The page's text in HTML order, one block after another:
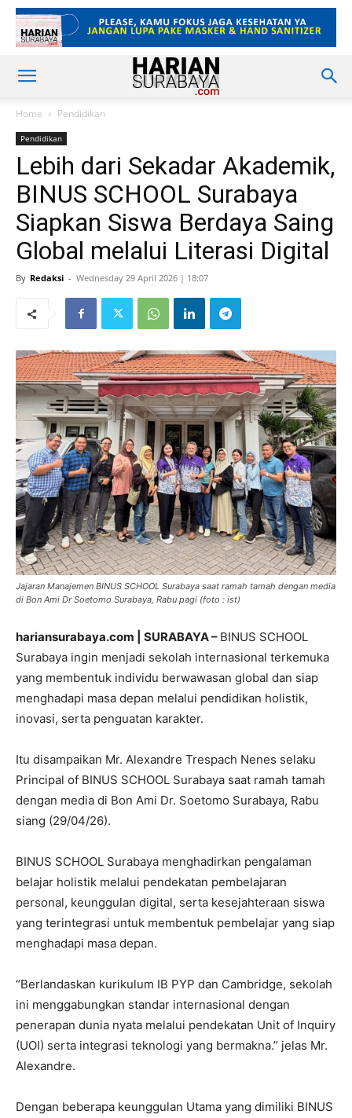
Home Pendidikan
Pendidikan
Lebih dari Sekadar Akademik,
BINUS SCHOOL Surabaya
Siapkan Siswa Berdaya Saing
Global melalui Literasi Digital
By Redaksi - Wednesday 29 April 2026 | 18:07
Jajaran Manajemen BINUS SCHOOL Surabaya saat ramah tamah dengan media
di Bon Ami Dr Soetomo Surabaya, Rabu pagi (foto : ist)
hariansurabaya.com | SURABAYA – BINUS SCHOOL
Surabaya ingin menjadi sekolah internasional terkemuka
yang membentuk individu berwawasan global dan siap
menghadapi masa depan melalui pendidikan holistik,
inovasi, serta penguatan karakter.
Itu disampaikan Mr. Alexandre Trespach Nenes selaku
Principal of BINUS SCHOOL Surabaya saat ramah tamah
dengan media di Bon Ami Dr. Soetomo Surabaya, Rabu
siang (29/04/26).
BINUS SCHOOL Surabaya menghadirkan pengalaman
belajar holistik melalui pendekatan pembelajaran
personal, keunggulan digital, serta kesejahteraan siswa
yang terintegrasi untuk membentuk pembelajar yang siap
menghadapi masa depan.
“Berlandaskan kurikulum IB PYP dan Cambridge, sekolah
ini menggabungkan standar internasional dengan
penerapan dunia nyata melalui pendekatan Unit of Inquiry
(UOI) serta integrasi teknologi yang bermakna.” jelas Mr.
Alexandre.
Dengan beberapa keunggulan Utama yang dimiliki BINUS